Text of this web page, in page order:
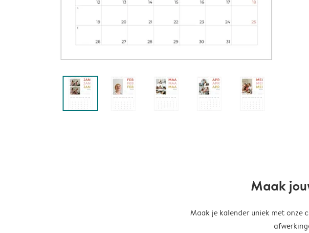
Maak
Maak je kalender uniek met onze